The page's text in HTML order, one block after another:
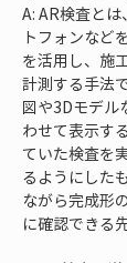
A: AR検査と
トフォンなど
を活用し、施
計測する手法
図や3Dモデル
わせて表示す
ていた検査を
るようにした
ながら完成形
に確認できる